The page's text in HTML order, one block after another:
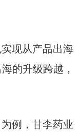
现从产品出海
的升级跨越，
例，甘李药业